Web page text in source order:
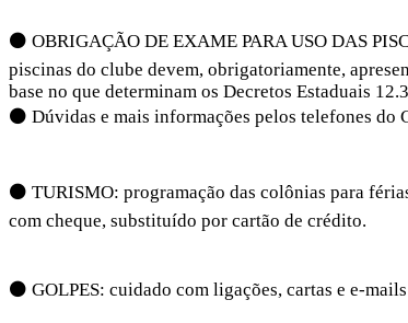
⚫ OBRIGAÇÃO DE EXAME PARA USO DAS
piscinas do clube devem, obrigatoriamente,
base no que determinam os Decretos Estaduais
⚫ Dúvidas e mais informações pelos telefones do
⚫ TURISMO: programação das colônias para
com cheque, substituído por cartão de crédito.
⚫ GOLPES: cuidado com ligações, cartas e e-